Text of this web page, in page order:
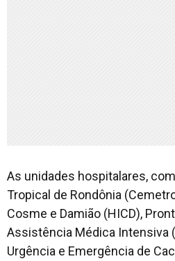
As unidades hospitalares,
Tropical de Rondônia
Cosme e Damião (HICD),
Assistência Médica Intensiva
Urgência e Emergência de